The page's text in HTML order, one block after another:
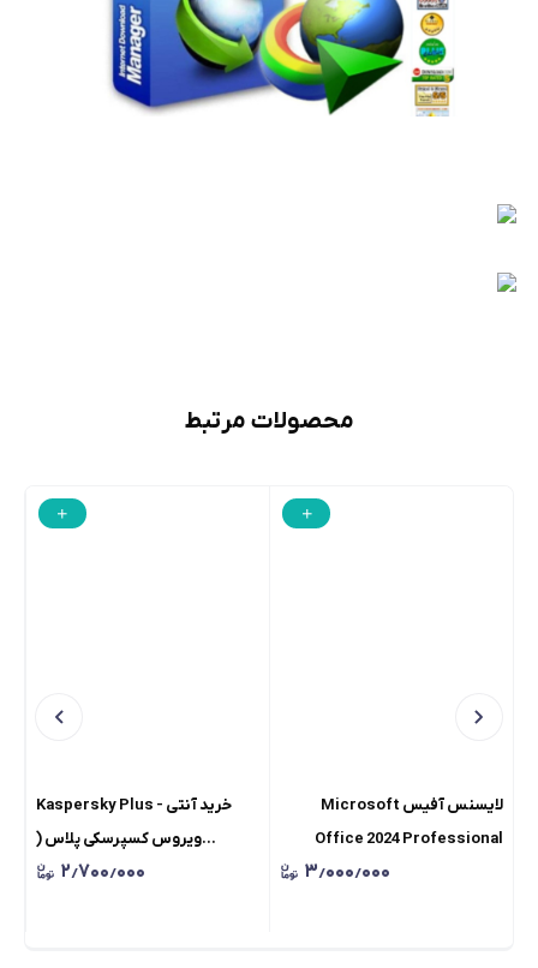
محصولات مرتبط
لایسنس آفیس Microsoft
Office 2024 Professional
۳٫۰۰۰٫۰۰۰
Kaspersky Plus - خرید آنتی
ویروس کسپرسکی پلاس (
لایسنس قانونی )۲٫۷۰۰٫۰۰۰